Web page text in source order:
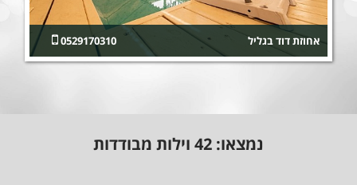
0529170310 אחוזת דוד בגליל
נמצאו: 42 וילות מבודדות